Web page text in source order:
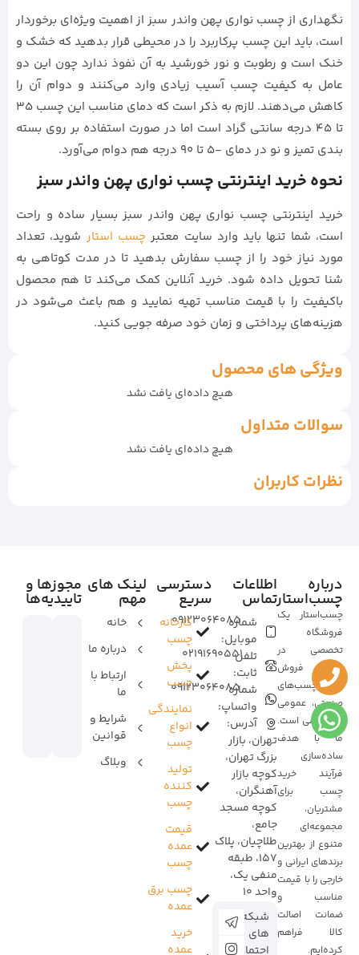
نگهداری از چسب نواری پهن واندر سبز از اهمیت ویژه‌ای برخوردار
است، باید این چسب پرکاربرد را در محیطی قرار بدهید که خشک و
خنک است و رطوبت و نور خورشید به آن نفوذ ندارد چون این دو
عامل به کیفیت چسب آسیب زیادی وارد می‌کنند و دوام آن را
کاهش می‌دهند. لازم به ذکر است که دمای مناسب این چسب 35
تا 45 درجه سانتی گراد است اما در صورت استفاده بر روی بسته
بندی تمیز و نو در دمای -5 تا 90 درجه هم دوام می‌آورد.
نحوه خرید اینترنتی چسب نواری پهن واندر سبز
خرید اینترنتی چسب نواری پهن واندر سبز بسیار ساده و راحت
است، شما تنها باید وارد سایت معتبر چسب استار شوید، تعداد
مورد نیاز خود را از چسب سفارش بدهید تا در مدت کوتاهی به
شنا تحویل داده شود. خرید آنلاین کمک می‌کند تا هم محصول
باکیفیت را با قیمت مناسب تهیه نمایید و هم باعث می‌شود در
هزینه‌های پرداختی و زمان خود صرفه جویی کنید.
ویژگی های محصول
هیچ داده‌ای یافت نشد
سوالات متداول
هیچ داده‌ای یافت نشد
نظرات کاربران
درباره
چسب‌استار
چسب‌استار یک
فروشگاه
تخصصی در
زمینه فروش
انواع چسب‌های
صنعتی، عمومی
و تخصصی است.
ما با هدف
ساده‌سازی
فرآیند خرید
چسب برای
مشتریان،
مجموعه‌ای
متنوع از بهترین
برندهای ایرانی و
خارجی را با قیمت
مناسب و
ضمانت اصالت
کالا فراهم
کرده‌ایم.
اطلاعات
تماس
شماره
موبایل:
09123064085
تلفن
ثابت:
02191690551
شماره
واتساپ:
09123064085
آدرس:
تهران، بازار
بزرگ تهران،
کوچه بازار
آهنگران،
کوچه مسجد
جامع،
طلاچیان، پلاک
157، طبقه
منفی یک،
واحد 10
شبکه
های
اجتماعی:
دسترسی
سریع
کارخانه
چسب
پخش
چسب
نمایندگی
انواع
چسب
تولید
کننده
چسب
قیمت
عمده
چسب
چسب برق
عمده
خرید
عمده
لینک های
مهم
خانه
درباره ما
ارتباط با
ما
شرایط و
قوانین
وبلاگ
مجوزها و
تاییدیه‌ها